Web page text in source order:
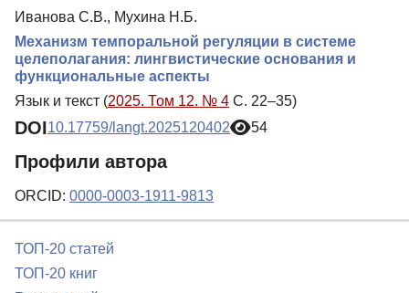
Иванова С.В., Мухина Н.Б.
Механизм темпоральной регуляции в системе
целеполагания: лингвистические основания и
функциональные аспекты
Язык и текст (2025. Том 12. № 4 С. 22–35)
DOI10.17759/langt.2025120402 54
Профили автора
ORCID: 0000-0003-1911-9813
ТОП-20 статей
ТОП-20 книг